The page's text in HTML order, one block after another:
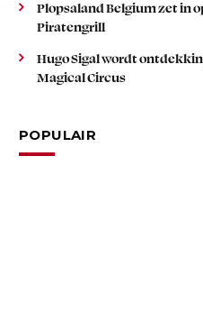
Plopsaland Belgium zet in
Piratengrill
Hugo Sigal wordt
Magical Circus
POPULAIR